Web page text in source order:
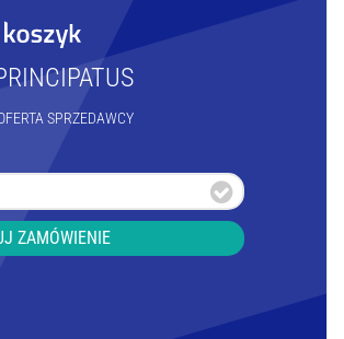
SPRZEDAWCY
ZAMÓWIENIE